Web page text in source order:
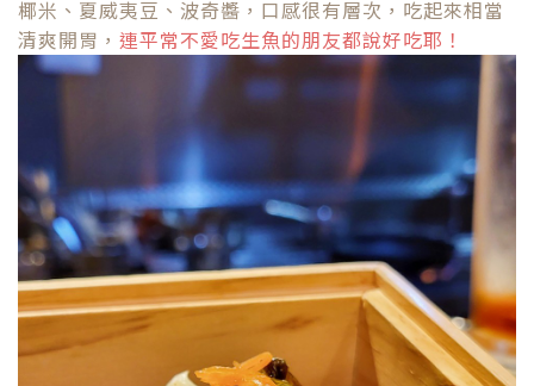
椰米、夏威夷豆、波奇醬，口感很有層次，吃起來相當
清爽開胃， 連平常不愛吃生魚的朋友都說好吃耶！